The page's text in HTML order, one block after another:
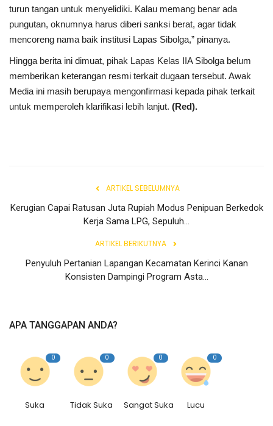
Kepri
Pariwisata
Sulawesi Utara (Sulut)
Pendidikan
turun tangan untuk menyelidiki. Kalau memang benar ada
pungutan, oknumnya harus diberi sanksi berat, agar tidak
mencoreng nama baik institusi Lapas Sibolga,” pinanya.
Hingga berita ini dimuat, pihak Lapas Kelas IIA Sibolga belum
memberikan keterangan resmi terkait dugaan tersebut. Awak
Media ini masih berupaya mengonfirmasi kepada pihak terkait
untuk memperoleh klarifikasi lebih lanjut. (Red).
ARTIKEL SEBELUMNYA
Kerugian Capai Ratusan Juta Rupiah Modus Penipuan Berkedok
Kerja Sama LPG, Sepuluh...
ARTIKEL BERIKUTNYA
Penyuluh Pertanian Lapangan Kecamatan Kerinci Kanan
Konsisten Dampingi Program Asta...
APA TANGGAPAN ANDA?
0
Suka
0
Tidak Suka
0
Sangat Suka
0
Lucu